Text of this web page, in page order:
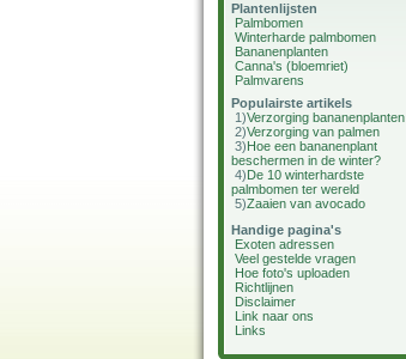
Plantenlijsten
Palmbomen
Winterharde palmbomen
Bananenplanten
Canna's (bloemriet)
Palmvarens
Populairste artikels
1)Verzorging bananenplanten
2)Verzorging van palmen
3)Hoe een bananenplant
beschermen in de winter?
4)De 10 winterhardste
palmbomen ter wereld
5)Zaaien van avocado
Handige pagina's
Exoten adressen
Veel gestelde vragen
Hoe foto's uploaden
Richtlijnen
Disclaimer
Link naar ons
Links